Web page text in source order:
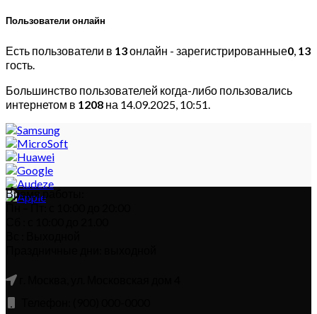
Пользователи онлайн
Есть пользователи в 13онлайн - зарегистрированные0, 13
гость.
Большинство пользователей когда-либо пользовались
интернетом в 1208 на 14.09.2025, 10:51.
Время работы:
Пн – Пт: с 10:00 до 20:00